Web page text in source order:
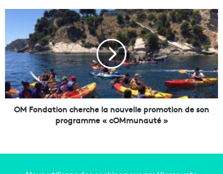
e
,
q
u
a
n
o
n
d
a
t
i
OM Fondation cherche la nouvelle promotion de son
programme « cOMmunauté »